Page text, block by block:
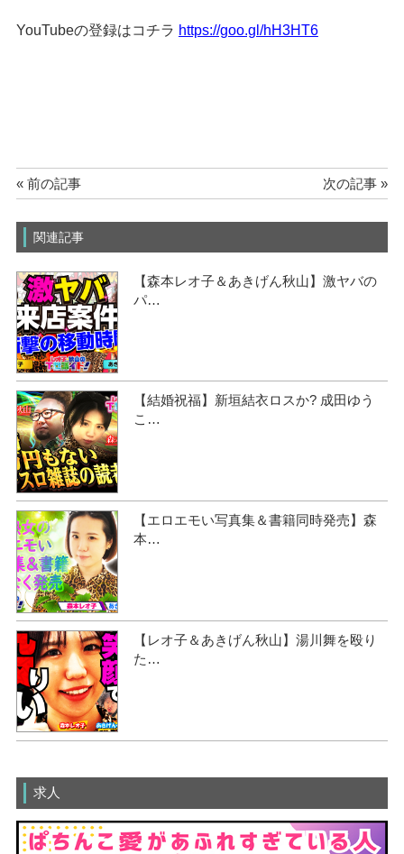
YouTubeの登録はコチラ https://goo.gl/hH3HT6
« 前の記事 次の記事 »
関連記事
【森本レオ子＆あきげん秋山】激ヤバの
パ…
【結婚祝福】新垣結衣ロスか? 成田ゆう
こ…
【エロエモい写真集＆書籍同時発売】森
本…
【レオ子＆あきげん秋山】湯川舞を殴り
た…
求人